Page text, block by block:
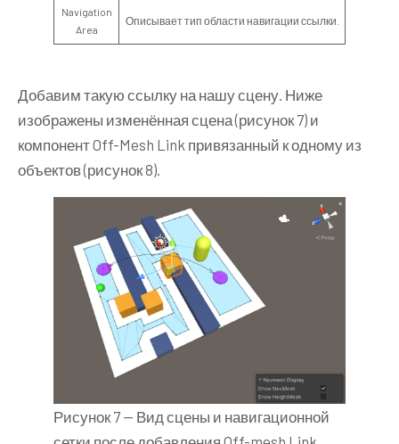
Navigation
Area
Описывает тип области навигации ссылки.
Добавим такую ссылку на нашу сцену. Ниже
изображены изменённая сцена (рисунок 7) и
компонент Off-Mesh Link привязанный к одному из
объектов (рисунок 8).
Рисунок 7 — Вид сцены и навигационной